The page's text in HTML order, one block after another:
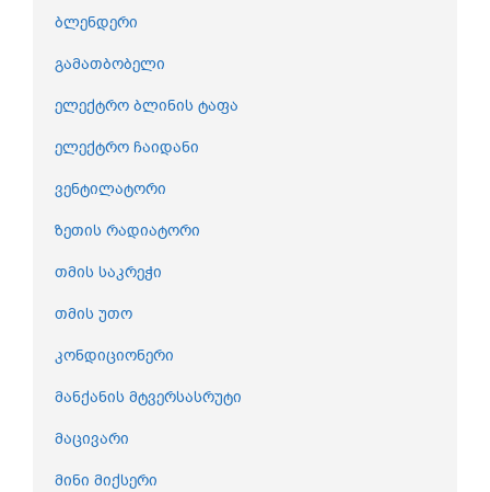
ბლენდერი
გამათბობელი
ელექტრო ბლინის ტაფა
ელექტრო ჩაიდანი
ვენტილატორი
ზეთის რადიატორი
თმის საკრეჭი
თმის უთო
კონდიციონერი
მანქანის მტვერსასრუტი
მაცივარი
მინი მიქსერი